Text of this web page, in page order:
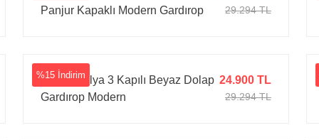
Panjur Kapaklı Modern Gardırop
29.294 TL
%15 İndirim
Tarz Mobilya 3 Kapılı Beyaz Dolap
Gardırop Modern
24.900 TL
29.294 TL